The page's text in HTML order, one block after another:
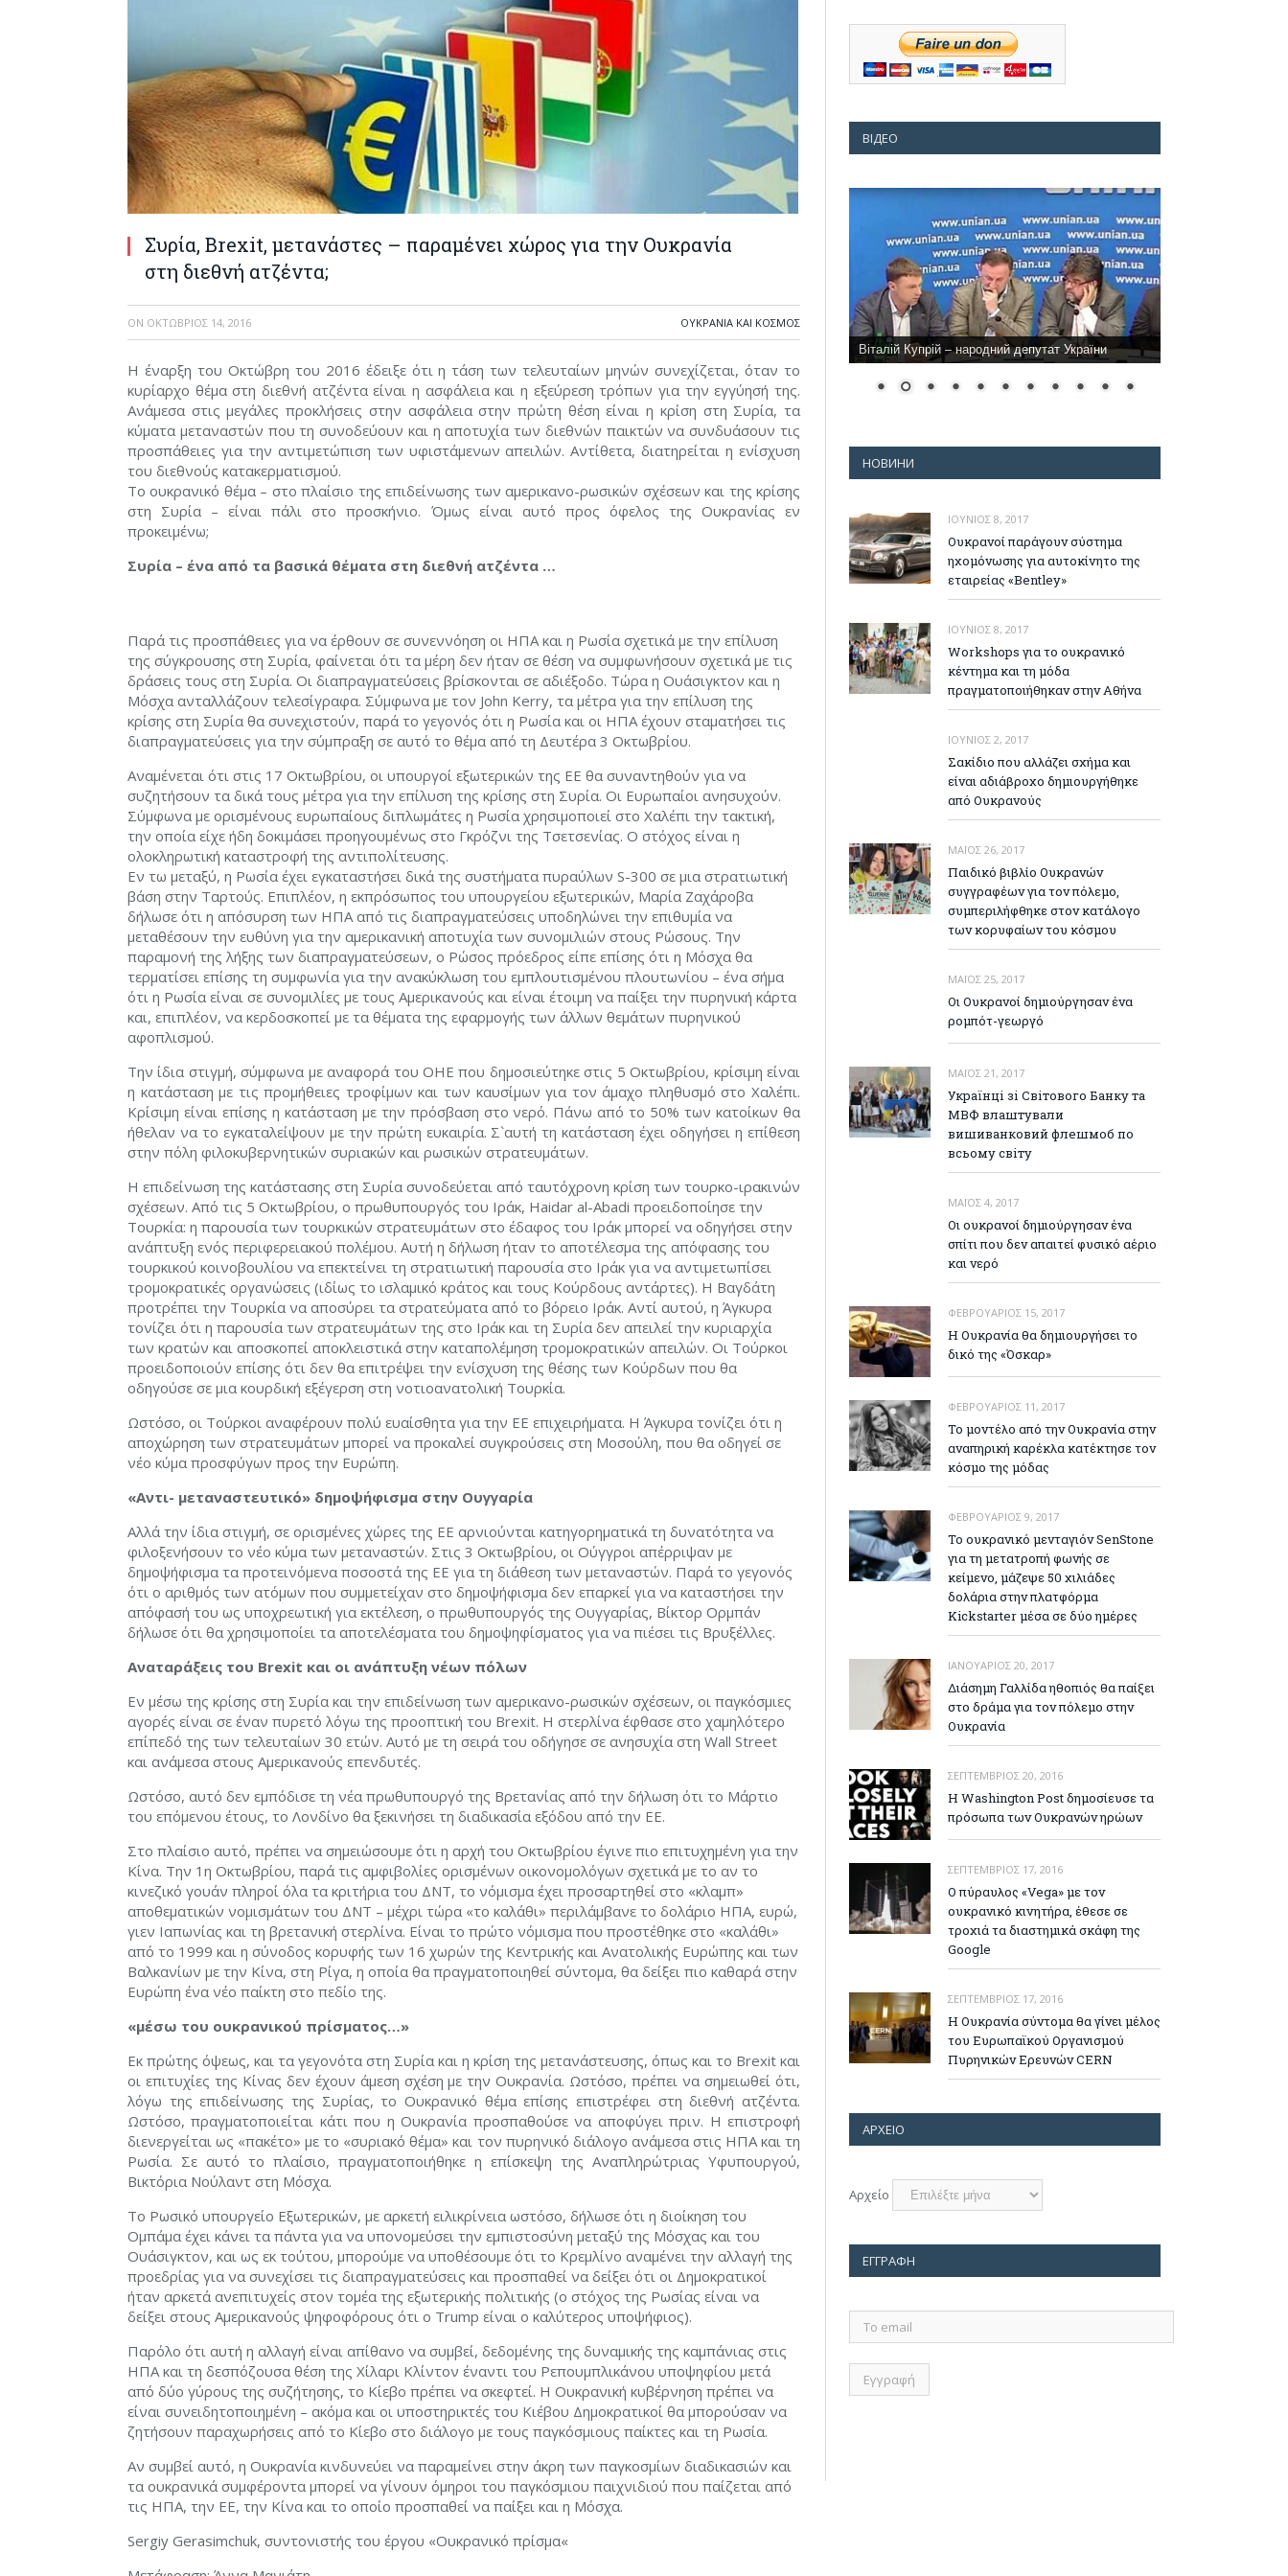
Συρία, Brexit, μετανάστες – παραμένει χώρος για την Ουκρανία
στη διεθνή ατζέντα;
ON ΟΚΤΏΒΡΙΟΣ 14, 2016 ΟΥΚΡΑΝΊΑ ΚΑΙ ΚΌΣΜΟΣ
Η έναρξη του Οκτώβρη του 2016 έδειξε ότι η τάση των τελευταίων μηνών συνεχίζεται, όταν το
κυρίαρχο θέμα στη διεθνή ατζέντα είναι η ασφάλεια και η εξεύρεση τρόπων για την εγγύησή της.
Ανάμεσα στις μεγάλες προκλήσεις στην ασφάλεια στην πρώτη θέση είναι η κρίση στη Συρία, τα
κύματα μεταναστών που τη συνοδεύουν και η αποτυχία των διεθνών παικτών να συνδυάσουν τις
προσπάθειες για την αντιμετώπιση των υφιστάμενων απειλών. Αντίθετα, διατηρείται η ενίσχυση
του διεθνούς κατακερματισμού.
Το ουκρανικό θέμα – στο πλαίσιο της επιδείνωσης των αμερικανο-ρωσικών σχέσεων και της κρίσης
στη Συρία – είναι πάλι στο προσκήνιο. Όμως είναι αυτό προς όφελος της Ουκρανίας εν
προκειμένω;
Συρία – ένα από τα βασικά θέματα στη διεθνή ατζέντα …
Παρά τις προσπάθειες για να έρθουν σε συνεννόηση οι ΗΠΑ και η Ρωσία σχετικά με την επίλυση
της σύγκρουσης στη Συρία, φαίνεται ότι τα μέρη δεν ήταν σε θέση να συμφωνήσουν σχετικά με τις
δράσεις τους στη Συρία. Οι διαπραγματεύσεις βρίσκονται σε αδιέξοδο. Τώρα η Ουάσιγκτον και η
Μόσχα ανταλλάζουν τελεσίγραφα. Σύμφωνα με τον John Kerry, τα μέτρα για την επίλυση της
κρίσης στη Συρία θα συνεχιστούν, παρά το γεγονός ότι η Ρωσία και οι ΗΠΑ έχουν σταματήσει τις
διαπραγματεύσεις για την σύμπραξη σε αυτό το θέμα από τη Δευτέρα 3 Οκτωβρίου.
Αναμένεται ότι στις 17 Οκτωβρίου, οι υπουργοί εξωτερικών της ΕΕ θα συναντηθούν για να
συζητήσουν τα δικά τους μέτρα για την επίλυση της κρίσης στη Συρία. Οι Ευρωπαίοι ανησυχούν.
Σύμφωνα με ορισμένους ευρωπαίους διπλωμάτες η Ρωσία χρησιμοποιεί στο Χαλέπι την τακτική,
την οποία είχε ήδη δοκιμάσει προηγουμένως στο Γκρόζνι της Τσετσενίας. Ο στόχος είναι η
ολοκληρωτική καταστροφή της αντιπολίτευσης.
Εν τω μεταξύ, η Ρωσία έχει εγκαταστήσει δικά της συστήματα πυραύλων S-300 σε μια στρατιωτική
βάση στην Ταρτούς. Επιπλέον, η εκπρόσωπος του υπουργείου εξωτερικών, Μαρία Ζαχάροβα
δήλωσε ότι η απόσυρση των ΗΠΑ από τις διαπραγματεύσεις υποδηλώνει την επιθυμία να
μεταθέσουν την ευθύνη για την αμερικανική αποτυχία των συνομιλιών στους Ρώσους. Την
παραμονή της λήξης των διαπραγματεύσεων, ο Ρώσος πρόεδρος είπε επίσης ότι η Μόσχα θα
τερματίσει επίσης τη συμφωνία για την ανακύκλωση του εμπλουτισμένου πλουτωνίου – ένα σήμα
ότι η Ρωσία είναι σε συνομιλίες με τους Αμερικανούς και είναι έτοιμη να παίξει την πυρηνική κάρτα
και, επιπλέον, να κερδοσκοπεί με τα θέματα της εφαρμογής των άλλων θεμάτων πυρηνικού
αφοπλισμού.
Την ίδια στιγμή, σύμφωνα με αναφορά του ΟΗΕ που δημοσιεύτηκε στις 5 Οκτωβρίου, κρίσιμη είναι
η κατάσταση με τις προμήθειες τροφίμων και των καυσίμων για τον άμαχο πληθυσμό στο Χαλέπι.
Κρίσιμη είναι επίσης η κατάσταση με την πρόσβαση στο νερό. Πάνω από το 50% των κατοίκων θα
ήθελαν να το εγκαταλείψουν με την πρώτη ευκαιρία. Σ`αυτή τη κατάσταση έχει οδηγήσει η επίθεση
στην πόλη φιλοκυβερνητικών συριακών και ρωσικών στρατευμάτων.
Η επιδείνωση της κατάστασης στη Συρία συνοδεύεται από ταυτόχρονη κρίση των τουρκο-ιρακινών
σχέσεων. Από τις 5 Οκτωβρίου, ο πρωθυπουργός του Ιράκ, Haidar al-Abadi προειδοποίησε την
Τουρκία: η παρουσία των τουρκικών στρατευμάτων στο έδαφος του Ιράκ μπορεί να οδηγήσει στην
ανάπτυξη ενός περιφερειακού πολέμου. Αυτή η δήλωση ήταν το αποτέλεσμα της απόφασης του
τουρκικού κοινοβουλίου να επεκτείνει τη στρατιωτική παρουσία στο Ιράκ για να αντιμετωπίσει
τρομοκρατικές οργανώσεις (ιδίως το ισλαμικό κράτος και τους Κούρδους αντάρτες). Η Βαγδάτη
προτρέπει την Τουρκία να αποσύρει τα στρατεύματα από το βόρειο Ιράκ. Αντί αυτού, η Άγκυρα
τονίζει ότι η παρουσία των στρατευμάτων της στο Ιράκ και τη Συρία δεν απειλεί την κυριαρχία
των κρατών και αποσκοπεί αποκλειστικά στην καταπολέμηση τρομοκρατικών απειλών. Οι Τούρκοι
προειδοποιούν επίσης ότι δεν θα επιτρέψει την ενίσχυση της θέσης των Κούρδων που θα
οδηγούσε σε μια κουρδική εξέγερση στη νοτιοανατολική Τουρκία.
Ωστόσο, οι Τούρκοι αναφέρουν πολύ ευαίσθητα για την ΕΕ επιχειρήματα. Η Άγκυρα τονίζει ότι η
αποχώρηση των στρατευμάτων μπορεί να προκαλεί συγκρούσεις στη Μοσούλη, που θα οδηγεί σε
νέο κύμα προσφύγων προς την Ευρώπη.
«Αντι- μεταναστευτικό» δημοψήφισμα στην Ουγγαρία
Αλλά την ίδια στιγμή, σε ορισμένες χώρες της ΕΕ αρνιούνται κατηγορηματικά τη δυνατότητα να
φιλοξενήσουν το νέο κύμα των μεταναστών. Στις 3 Οκτωβρίου, οι Ούγγροι απέρριψαν με
δημοψήφισμα τα προτεινόμενα ποσοστά της ΕΕ για τη διάθεση των μεταναστών. Παρά το γεγονός
ότι ο αριθμός των ατόμων που συμμετείχαν στο δημοψήφισμα δεν επαρκεί για να καταστήσει την
απόφασή του ως υποχρεωτική για εκτέλεση, ο πρωθυπουργός της Ουγγαρίας, Βίκτορ Ορμπάν
δήλωσε ότι θα χρησιμοποίει τα αποτελέσματα του δημοψηφίσματος για να πιέσει τις Βρυξέλλες.
Αναταράξεις του Brexit και οι ανάπτυξη νέων πόλων
Εν μέσω της κρίσης στη Συρία και την επιδείνωση των αμερικανο-ρωσικών σχέσεων, οι παγκόσμιες
αγορές είναι σε έναν πυρετό λόγω της προοπτική του Brexit. Η στερλίνα έφθασε στο χαμηλότερο
επίπεδό της των τελευταίων 30 ετών. Αυτό με τη σειρά του οδήγησε σε ανησυχία στη Wall Street
και ανάμεσα στους Αμερικανούς επενδυτές.
Ωστόσο, αυτό δεν εμπόδισε τη νέα πρωθυπουργό της Βρετανίας από την δήλωση ότι το Μάρτιο
του επόμενου έτους, το Λονδίνο θα ξεκινήσει τη διαδικασία εξόδου από την ΕΕ.
Στο πλαίσιο αυτό, πρέπει να σημειώσουμε ότι η αρχή του Οκτωβρίου έγινε πιο επιτυχημένη για την
Κίνα. Την 1η Οκτωβρίου, παρά τις αμφιβολίες ορισμένων οικονομολόγων σχετικά με το αν το
κινεζικό γουάν πληροί όλα τα κριτήρια του ΔΝΤ, το νόμισμα έχει προσαρτηθεί στο «κλαμπ»
αποθεματικών νομισμάτων του ΔΝΤ – μέχρι τώρα «το καλάθι» περιλάμβανε το δολάριο ΗΠΑ, ευρώ,
γιεν Ιαπωνίας και τη βρετανική στερλίνα. Είναι το πρώτο νόμισμα που προστέθηκε στο «καλάθι»
από το 1999 και η σύνοδος κορυφής των 16 χωρών της Κεντρικής και Ανατολικής Ευρώπης και των
Βαλκανίων με την Κίνα, στη Ρίγα, η οποία θα πραγματοποιηθεί σύντομα, θα δείξει πιο καθαρά στην
Ευρώπη ένα νέο παίκτη στο πεδίο της.
«μέσω του ουκρανικού πρίσματος…»
Εκ πρώτης όψεως, και τα γεγονότα στη Συρία και η κρίση της μετανάστευσης, όπως και το Brexit και
οι επιτυχίες της Κίνας δεν έχουν άμεση σχέση με την Ουκρανία. Ωστόσο, πρέπει να σημειωθεί ότι,
λόγω της επιδείνωσης της Συρίας, το Ουκρανικό θέμα επίσης επιστρέφει στη διεθνή ατζέντα.
Ωστόσο, πραγματοποιείται κάτι που η Ουκρανία προσπαθούσε να αποφύγει πριν. Η επιστροφή
διενεργείται ως «πακέτο» με το «συριακό θέμα» και τον πυρηνικό διάλογο ανάμεσα στις ΗΠΑ και τη
Ρωσία. Σε αυτό το πλαίσιο, πραγματοποιήθηκε η επίσκεψη της Αναπληρώτριας Υφυπουργού,
Βικτόρια Νούλαντ στη Μόσχα.
Το Ρωσικό υπουργείο Εξωτερικών, με αρκετή ειλικρίνεια ωστόσο, δήλωσε ότι η διοίκηση του
Ομπάμα έχει κάνει τα πάντα για να υπονομεύσει την εμπιστοσύνη μεταξύ της Μόσχας και του
Ουάσιγκτον, και ως εκ τούτου, μπορούμε να υποθέσουμε ότι το Κρεμλίνο αναμένει την αλλαγή της
προεδρίας για να συνεχίσει τις διαπραγματεύσεις και προσπαθεί να δείξει ότι οι Δημοκρατικοί
ήταν αρκετά ανεπιτυχείς στον τομέα της εξωτερικής πολιτικής (ο στόχος της Ρωσίας είναι να
δείξει στους Αμερικανούς ψηφοφόρους ότι ο Trump είναι ο καλύτερος υποψήφιος).
Παρόλο ότι αυτή η αλλαγή είναι απίθανο να συμβεί, δεδομένης της δυναμικής της καμπάνιας στις
ΗΠΑ και τη δεσπόζουσα θέση της Χίλαρι Κλίντον έναντι του Ρεπουμπλικάνου υποψηφίου μετά
από δύο γύρους της συζήτησης, το Κίεβο πρέπει να σκεφτεί. Η Ουκρανική κυβέρνηση πρέπει να
είναι συνειδητοποιημένη – ακόμα και οι υποστηρικτές του Κιέβου Δημοκρατικοί θα μπορούσαν να
ζητήσουν παραχωρήσεις από το Κίεβο στο διάλογο με τους παγκόσμιους παίκτες και τη Ρωσία.
Αν συμβεί αυτό, η Ουκρανία κινδυνεύει να παραμείνει στην άκρη των παγκοσμίων διαδικασιών και
τα ουκρανικά συμφέροντα μπορεί να γίνουν όμηροι του παγκόσμιου παιχνιδιού που παίζεται από
τις ΗΠΑ, την ΕΕ, την Κίνα και το οποίο προσπαθεί να παίξει και η Μόσχα.
Sergiy Gerasimchuk, συντονιστής του έργου «Ουκρανικό πρίσμα«
ВІДЕО
Віталій Купрій – народний депутат України
НОВИНИ
ΙΟΎΝΙΟΣ 8, 2017
Ουκρανοί παράγουν σύστημα
ηχομόνωσης για αυτοκίνητο της
εταιρείας «Bentley»
ΙΟΎΝΙΟΣ 8, 2017
Workshops για το ουκρανικό
κέντημα και τη μόδα
πραγματοποιήθηκαν στην Αθήνα
ΙΟΎΝΙΟΣ 2, 2017
Σακίδιο που αλλάζει σχήμα και
είναι αδιάβροχο δημιουργήθηκε
από Ουκρανούς
ΜΆΙΟΣ 26, 2017
Παιδικό βιβλίο Ουκρανών
συγγραφέων για τον πόλεμο,
συμπεριλήφθηκε στον κατάλογο
των κορυφαίων του κόσμου
ΜΆΙΟΣ 25, 2017
Οι Ουκρανοί δημιούργησαν ένα
ρομπότ-γεωργό
ΜΆΙΟΣ 21, 2017
Українці зі Світового Банку та
МВФ влаштували
вишиванковий флешмоб по
всьому світу
ΜΆΙΟΣ 4, 2017
Οι ουκρανοί δημιούργησαν ένα
σπίτι που δεν απαιτεί φυσικό αέριο
και νερό
ΦΕΒΡΟΥΆΡΙΟΣ 15, 2017
Η Ουκρανία θα δημιουργήσει το
δικό της «Όσκαρ»
ΦΕΒΡΟΥΆΡΙΟΣ 11, 2017
Το μοντέλο από την Ουκρανία στην
αναπηρική καρέκλα κατέκτησε τον
κόσμο της μόδας
ΦΕΒΡΟΥΆΡΙΟΣ 9, 2017
Το ουκρανικό μενταγιόν SenStone
για τη μετατροπή φωνής σε
κείμενο, μάζεψε 50 χιλιάδες
δολάρια στην πλατφόρμα
Kickstarter μέσα σε δύο ημέρες
ΙΑΝΟΥΆΡΙΟΣ 20, 2017
Διάσημη Γαλλίδα ηθοπιός θα παίξει
στο δράμα για τον πόλεμο στην
Ουκρανία
ΣΕΠΤΈΜΒΡΙΟΣ 20, 2016
Η Washington Post δημοσίευσε τα
πρόσωπα των Ουκρανών ηρώων
ΣΕΠΤΈΜΒΡΙΟΣ 17, 2016
Ο πύραυλος «Vega» με τον
ουκρανικό κινητήρα, έθεσε σε
τροχιά τα διαστημικά σκάφη της
Google
ΣΕΠΤΈΜΒΡΙΟΣ 17, 2016
Η Ουκρανία σύντομα θα γίνει μέλος
του Ευρωπαϊκού Οργανισμού
Πυρηνικών Ερευνών CERN
ΑΡΧΕΊΟ
Αρχείο
ΕΓΓΡΑΦΉ
email